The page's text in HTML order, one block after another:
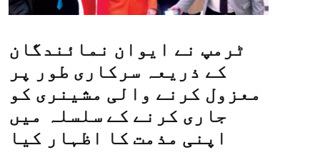
ٹرمپ نے ایوان نمائندگان
کے ذریعہ سرکاری طور پر
معزول کرنے والی مشینری کو
جاری کرنے کے سلسلہ میں
اپنی مذمت کا اظہار کیا